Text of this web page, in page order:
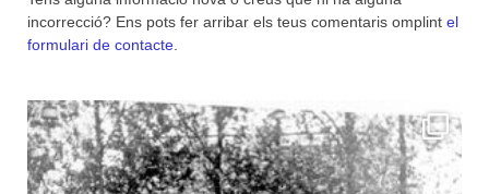
incorrecció? Ens pots fer arribar els teus comentaris omplint el
formulari de contacte.